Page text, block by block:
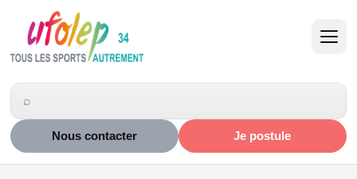
Nous contacter Je postule